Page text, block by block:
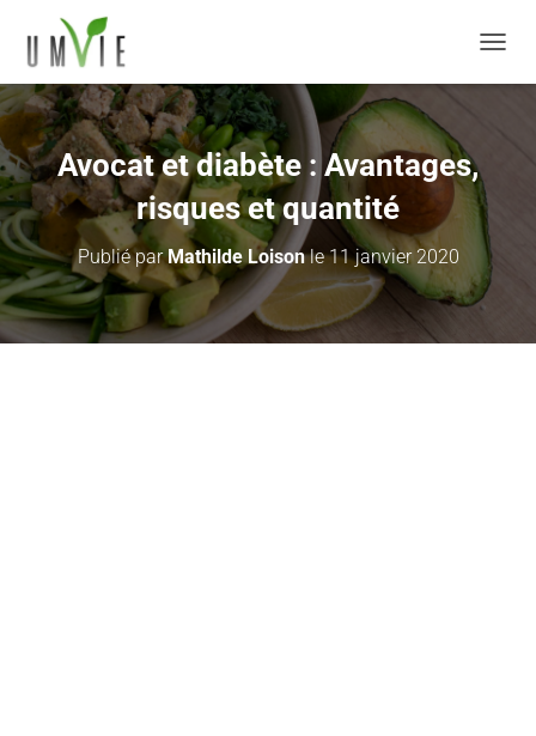
Avocat et diabète : Avantages,
risques et quantité
Publié parMathilde Loisonle11 janvier 2020